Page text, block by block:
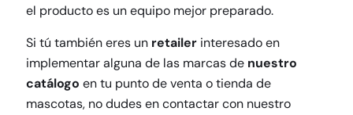
el producto es un equipo mejor preparado.
Si tú también eres un retailer interesado en
implementar alguna de las marcas de nuestro
catálogo en tu punto de venta o tienda de
mascotas, no dudes en contactar con nuestro